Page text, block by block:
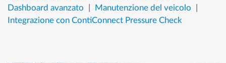
Dashboard avanzato
Manutenzione del veicolo
Integrazione con ContiConnect Pressure Check